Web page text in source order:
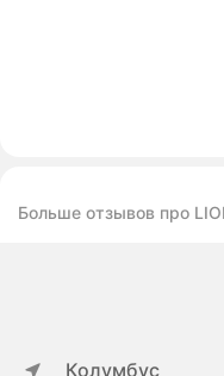
Больше отзывов про
Колумбус